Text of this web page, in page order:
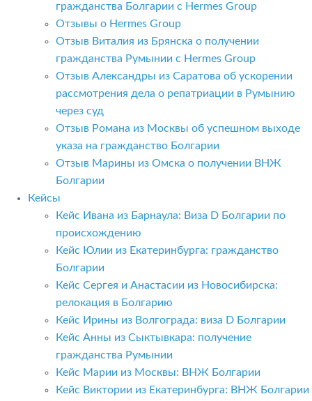
гражданства Болгарии с Hermes Group
Отзывы о Hermes Group
Отзыв Виталия из Брянска о получении
гражданства Румынии с Hermes Group
Отзыв Александры из Саратова об ускорении
рассмотрения дела о репатриации в Румынию
через суд
Отзыв Романа из Москвы об успешном выходе
указа на гражданство Болгарии
Отзыв Марины из Омска о получении ВНЖ
Болгарии
Кейсы
Кейс Ивана из Барнаула: Виза D Болгарии по
происхождению
Кейс Юлии из Екатеринбурга: гражданство
Болгарии
Кейс Сергея и Анастасии из Новосибирска:
релокация в Болгарию
Кейс Ирины из Волгограда: виза D Болгарии
Кейс Анны из Сыктывкара: получение
гражданства Румынии
Кейс Марии из Москвы: ВНЖ Болгарии
Кейс Виктории из Екатеринбурга: ВНЖ Болгарии